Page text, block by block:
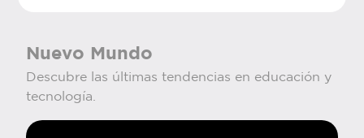
Nuevo Mundo
Descubre las últimas tendencias en educación y
tecnología.